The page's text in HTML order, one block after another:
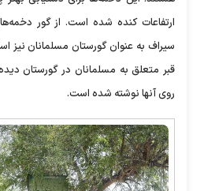
ارتفاعات کنده شده است. از گور
سیراف به عنوان گورستان مسلمانان
قبر متعلق به مسلمانان در گورستان
روی آنها نوشته شده است.